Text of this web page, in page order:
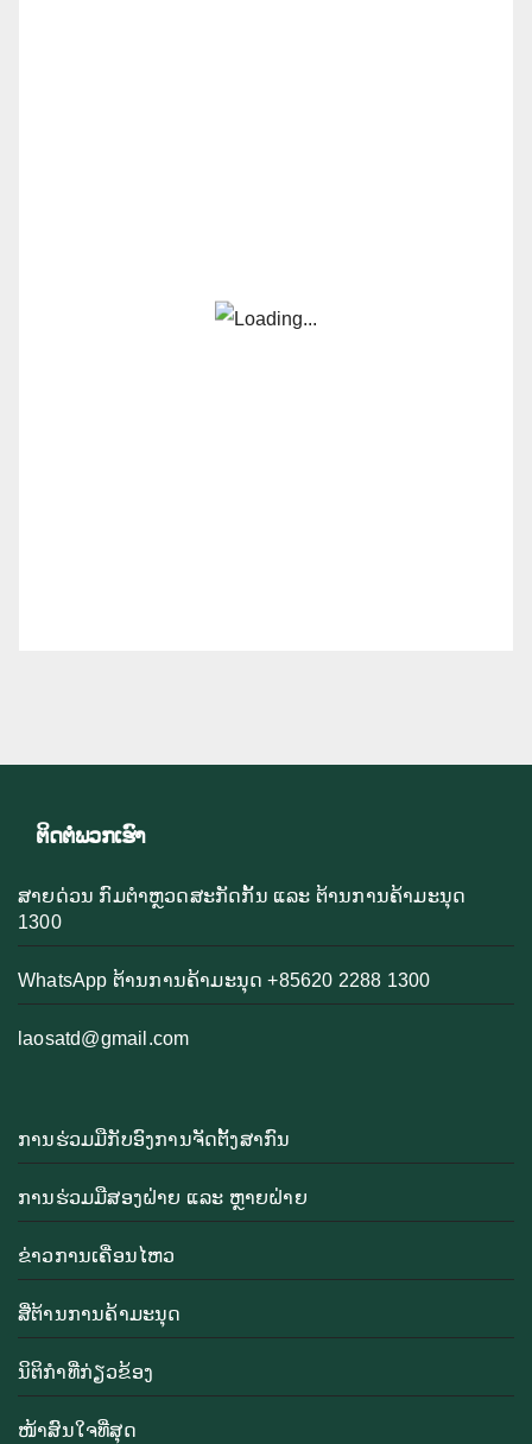
ຕິດຕໍ່ພວກເຮົາ
ສາຍດ່ວນ ກົມຕຳຫຼວດສະກັດກັ້ນ ແລະ ຕ້ານການຄ້າມະນຸດ
1300
WhatsApp ຕ້ານການຄ້າມະນຸດ +85620 2288 1300
laosatd@gmail.com
ການຮ່ວມມືກັບອົງການຈັດຕັ້ງສາກົນ
ການຮ່ວມມືສອງຝ່າຍ ແລະ ຫຼາຍຝ່າຍ
ຂ່າວການເຄື່ອນໄຫວ
ສື່ຕ້ານການຄ້າມະນຸດ
ນິຕິກຳທີ່ກ່ຽວຂ້ອງ
ໜ້າສົນໃຈທີ່ສຸດ